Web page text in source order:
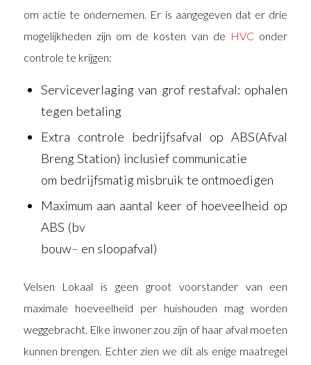
om actie te ondernemen. Er is aangegeven dat er drie
mogelijkheden zijn om de kosten van de HVC onder
controle te krijgen:
Serviceverlaging van grof restafval: ophalen
tegen betaling
Extra controle bedrijfsafval op ABS(Afval
Breng Station) inclusief communicatie
om bedrijfsmatig misbruik te ontmoedigen
Maximum aan aantal keer of hoeveelheid op
ABS (bv
bouw– en sloopafval)
Velsen Lokaal is geen groot voorstander van een
maximale hoeveelheid per huishouden mag worden
weggebracht. Elke inwoner zou zijn of haar afval moeten
kunnen brengen. Echter zien we dit als enige maatregel